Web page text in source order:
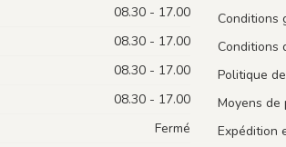
08.30 - 17.00
08.30 - 17.00
08.30 - 17.00
08.30 - 17.00
Fermé
Conditions
Conditions
Politique
Moyens de
Expédition